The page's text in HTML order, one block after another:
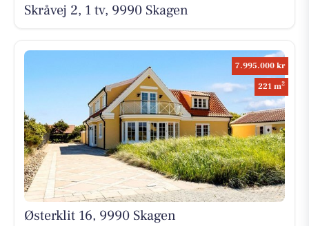
Skråvej 2, 1 tv, 9990 Skagen
7.995.000 kr
221 m2
Østerklit 16, 9990 Skagen